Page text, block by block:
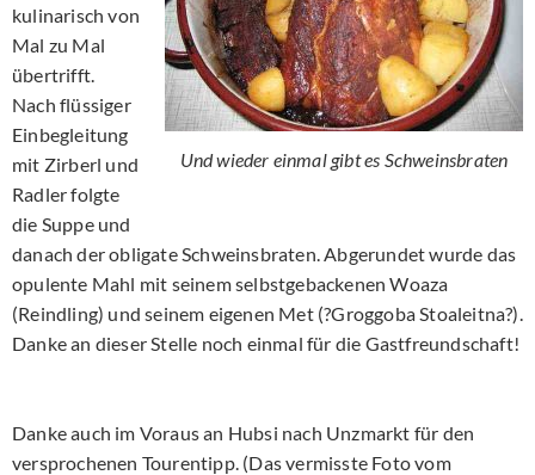
Und wieder einmal gibt es Schweinsbraten
kulinarisch von
Mal zu Mal
übertrifft.
Nach flüssiger
Einbegleitung
mit Zirberl und
Radler folgte
die Suppe und
danach der obligate Schweinsbraten. Abgerundet wurde das
opulente Mahl mit seinem selbstgebackenen Woaza
(Reindling) und seinem eigenen Met (?Groggoba Stoaleitna?).
Danke an dieser Stelle noch einmal für die Gastfreundschaft!
Danke auch im Voraus an Hubsi nach Unzmarkt für den
versprochenen Tourentipp. (Das vermisste Foto vom